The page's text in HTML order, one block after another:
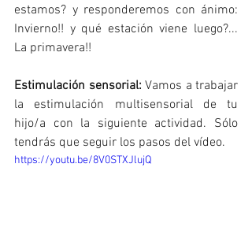
estamos? y responderemos con ánimo:
Invierno!! y qué estación viene luego?...
La primavera!!
Estimulación sensorial: Vamos a trabajar
la estimulación multisensorial de tu
hijo/a con la siguiente actividad. Sólo
tendrás que seguir los pasos del vídeo.
https://youtu.be/8V0STXJlujQ